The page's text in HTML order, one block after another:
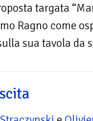
targata
Ragno come
sua tavola da